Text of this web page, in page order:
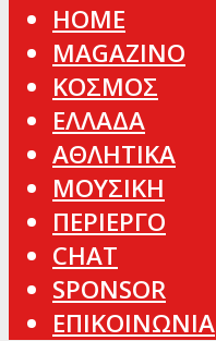
HOME
MAGAZINO
ΚΟΣΜΟΣ
ΕΛΛΑΔΑ
ΑΘΛΗΤΙΚΑ
ΜΟΥΣΙΚΗ
ΠΕΡΙΕΡΓΟ
CHAT
SPONSOR
ΕΠΙΚΟΙΝΩΝΙΑ